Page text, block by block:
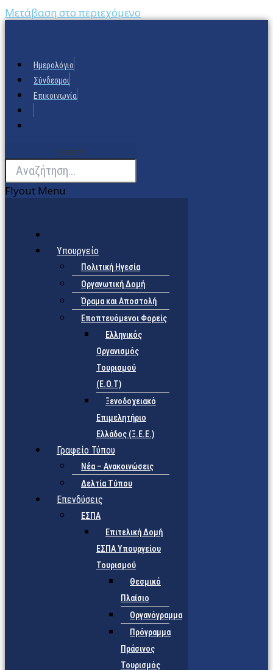
Μετάβαση στο περιεχόμενο
Ημερολόγιο
Σύνδεσμοι
Επικοινωνία
Search
Flyout Menu
Υπουργείο
Πολιτική Ηγεσία
Οργανωτική Δομή
Όραμα και Αποστολή
Εποπτευόμενοι Φορείς
Eλληνικός
Οργανισμός
Τουρισμού
(Ε.Ο.Τ)
Ξενοδοχειακό
Επιμελητήριο
Ελλάδος (Ξ.Ε.Ε.)
Γραφείο Τύπου
Νέα – Ανακοινώσεις
Δελτία Τύπου
Επενδύσεις
ΕΣΠΑ
Επιτελική Δομή
ΕΣΠΑ Υπουργείου
Τουρισμού
Θεσμικό
Πλαίσιο
Οργανόγραμμα
Πρόγραμμα
Πράσινος
Τουρισμός